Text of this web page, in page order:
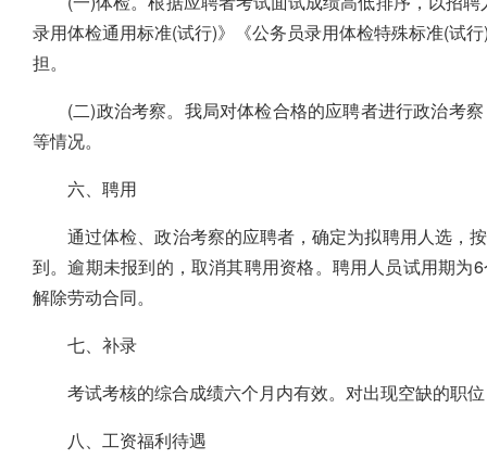
录用体检通用标准(试行)》《公务员录用体检特殊标准(试
担。
(二)政治考察。我局对体检合格的应聘者进行政治考
等情况。
六、聘用
通过体检、政治考察的应聘者，确定为拟聘用人选，
到。逾期未报到的，取消其聘用资格。聘用人员试用期为
解除劳动合同。
七、补录
考试考核的综合成绩六个月内有效。对出现空缺的职
八、工资福利待遇